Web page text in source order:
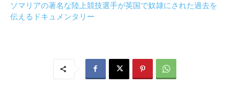
ソマリアの著名な陸上競技選手が英国で奴隷にされた過去を
伝えるドキュメンタリー